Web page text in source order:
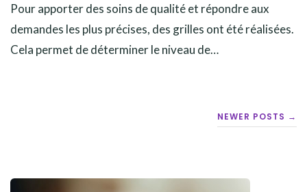
Pour apporter des soins de qualité et répondre aux
demandes les plus précises, des grilles ont été réalisées.
Cela permet de déterminer le niveau de…
NEWER POSTS →